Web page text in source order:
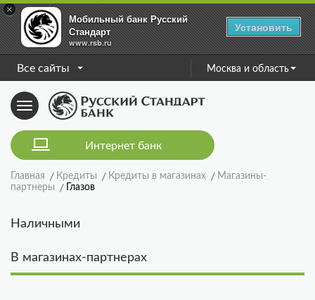
×
Мобильный банк Русский
Стандарт
www.rsb.ru
Установить
Все сайты Москва и область
Toggle
navigation
Интернет банк
Главная Кредиты Кредиты в магазинах
Магазины-
партнеры
Глазов
Наличными
В магазинах-партнерах